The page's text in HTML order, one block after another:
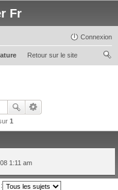
Fr
Connexion
Retour sur le site
1
1:11 am